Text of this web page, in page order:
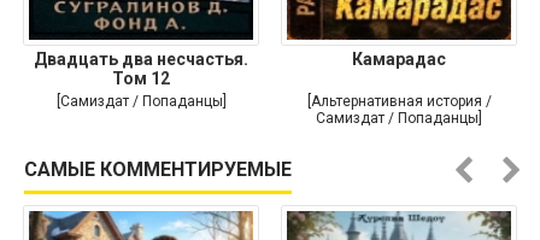
Двадцать два несчастья.
Том 12
[Самиздат / Попаданцы]
Камарадас
[Альтернативная история /
Самиздат / Попаданцы]
САМЫЕ КОММЕНТИРУЕМЫЕ